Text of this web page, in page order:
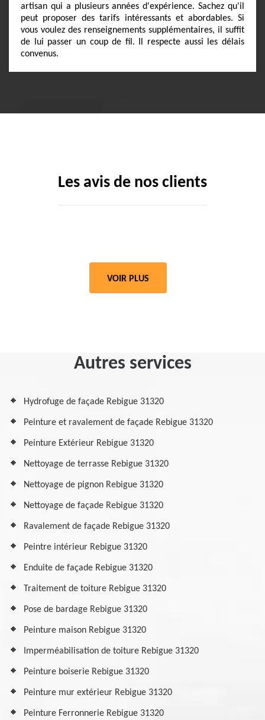
artisan qui a plusieurs années d'expérience. Sachez qu'il
peut proposer des tarifs intéressants et abordables. Si
vous voulez des renseignements supplémentaires, il suffit
de lui passer un coup de fil. Il respecte aussi les délais
convenus.
Les avis de nos clients
VOIR PLUS
Autres services
Hydrofuge de façade Rebigue 31320
Peinture et ravalement de façade Rebigue 31320
Peinture Extérieur Rebigue 31320
Nettoyage de terrasse Rebigue 31320
Nettoyage de pignon Rebigue 31320
Nettoyage de façade Rebigue 31320
Ravalement de façade Rebigue 31320
Peintre intérieur Rebigue 31320
Enduite de façade Rebigue 31320
Traitement de toiture Rebigue 31320
Pose de bardage Rebigue 31320
Peinture maison Rebigue 31320
Imperméabilisation de toiture Rebigue 31320
Peinture boiserie Rebigue 31320
Peinture mur extérieur Rebigue 31320
Peinture Ferronnerie Rebigue 31320